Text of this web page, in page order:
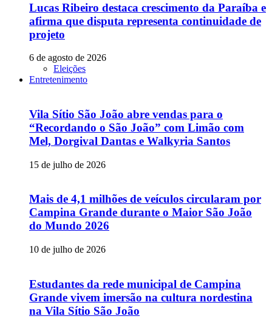
Lucas Ribeiro destaca crescimento da Paraíba e
afirma que disputa representa continuidade de
projeto
6 de agosto de 2026
Eleições
Entretenimento
Vila Sítio São João abre vendas para o
“Recordando o São João” com Limão com
Mel, Dorgival Dantas e Walkyria Santos
15 de julho de 2026
Mais de 4,1 milhões de veículos circularam por
Campina Grande durante o Maior São João
do Mundo 2026
10 de julho de 2026
Estudantes da rede municipal de Campina
Grande vivem imersão na cultura nordestina
na Vila Sítio São João